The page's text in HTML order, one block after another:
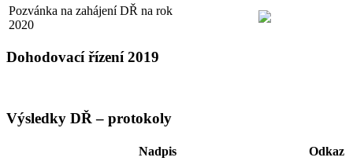
Pozvánka na zahájení DŘ na rok
2020
Dohodovací řízení 2019
Výsledky DŘ – protokoly
Nadpis
Odkaz